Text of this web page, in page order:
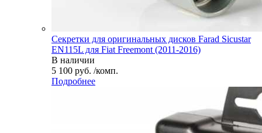
Секретки для оригинальных дисков Farad Sicustar
EN115L для Fiat Freemont (2011-2016)
В наличии
5 100 руб. /комп.
Подробнее